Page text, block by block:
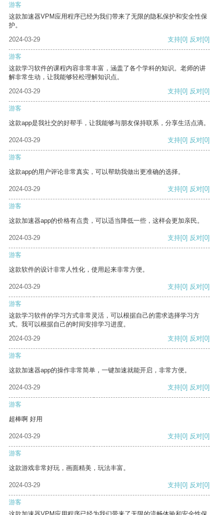
游客
这款加速器VPM应用程序已经为我们带来了无限的隐私保护和安全性保
护。
2024-03-29
支持[0] 反对[0]
游客
这款学习软件的课程内容非常丰富，涵盖了各个学科的知识。老师的讲
解非常生动，让我能够轻松理解知识点。
2024-03-29
支持[0] 反对[0]
游客
这款app是我社交的好帮手，让我能够与朋友保持联系，分享生活点滴。
2024-03-29 支持[0] 反对[0]
游客
这款app的用户评论非常真实，可以帮助我做出更准确的选择。
2024-03-29 支持[0] 反对[0]
游客
这款加速器app的价格有点贵，可以适当降低一些，这样会更加亲民。
2024-03-29 支持[0] 反对[0]
游客
这款软件的设计非常人性化，使用起来非常方便。
2024-03-29 支持[0] 反对[0]
游客
这款学习软件的学习方式非常灵活，可以根据自己的需求选择学习方
式。我可以根据自己的时间安排学习进度。
2024-03-29
支持[0] 反对[0]
游客
这款加速器app的操作非常简单，一键加速就能开启，非常方便。
2024-03-29 支持[0] 反对[0]
游客
超棒啊 好用
2024-03-29 支持[0] 反对[0]
游客
这款游戏非常好玩，画面精美，玩法丰富。
2024-03-29 支持[0] 反对[0]
游客